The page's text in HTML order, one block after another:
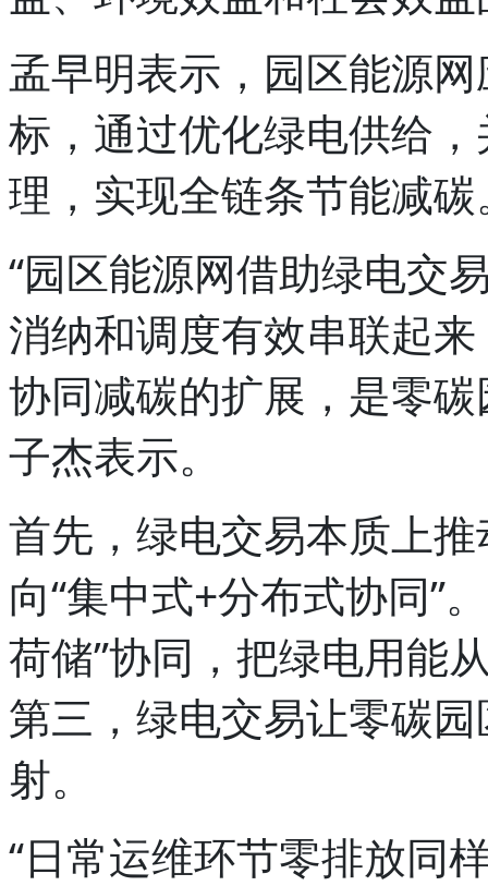
孟早明表示，园区能源
标，通过优化绿电供给
理，实现全链条节能减碳
“园区能源网借助绿电交
消纳和调度有效串联起
协同减碳的扩展，是零
子杰表示。
首先，绿电交易本质上
向“集中式+分布式协同”
荷储”协同，把绿电用能
第三，绿电交易让零碳
射。
“日常运维环节零排放同